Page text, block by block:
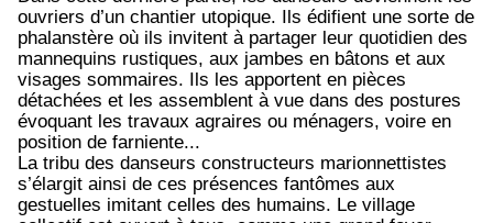
ouvriers d’un chantier utopique. Ils édifient une sorte de
phalanstère où ils invitent à partager leur quotidien des
mannequins rustiques, aux jambes en bâtons et aux
visages sommaires. Ils les apportent en pièces
détachées et les assemblent à vue dans des postures
évoquant les travaux agraires ou ménagers, voire en
position de farniente...
La tribu des danseurs constructeurs marionnettistes
s’élargit ainsi de ces présences fantômes aux
gestuelles imitant celles des humains. Le village